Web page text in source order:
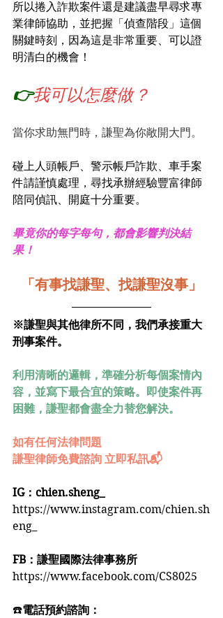
所以捲入詐欺案件還是建議盡早尋求專
業律師協助，並把握「偵查階段」這個
關鍵時刻，因為這是非常重要、可以證
明清白的機會！️
👉我可以怎麼做？
當你求助無門時，謙聖為你敞開大門。
碰上人頭帳戶、警示帳戶詐欺、車手案
件請謹慎處理，尋找承辦經驗豐富律師
陪同偵訊、開庭十分重要。
畢竟你的每字每句，都會影響判決結
果！
「有事找謙聖、找謙聖沒事」
※謙聖與其他律所不同，我們承接重大
刑事案件。
利用清晰的邏輯，準確分析每個案情內
容，並寫下最合宜的策略。即使案件再
困難，謙聖都會盡全力替您解決。
如有任何法律問題
謙聖律師免費諮詢 立即私訊📬
IG：chien.sheng_
https://www.instagram.com/chien.sh
eng_
FB：謙聖國際法律事務所
https://www.facebook.com/CS8025
☎️電話預約諮詢：